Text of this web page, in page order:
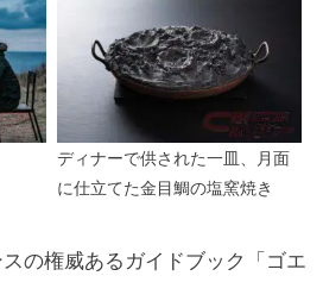
ディナーで供された一皿、月面
に仕立てた金目鯛の塩窯焼き
の権威あるガイドブック「ゴエ